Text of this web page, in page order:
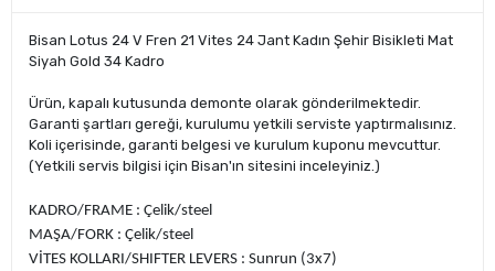
Bisan Lotus 24 V Fren 21 Vites 24 Jant Kadın Şehir Bisikleti Mat
Siyah Gold 34 Kadro
Ürün, kapalı kutusunda demonte olarak gönderilmektedir.
Garanti şartları gereği, kurulumu yetkili serviste yaptırmalısınız.
Koli içerisinde, garanti belgesi ve kurulum kuponu mevcuttur.
(Yetkili servis bilgisi için Bisan'ın sitesini inceleyiniz.)
KADRO/FRAME : Çelik/steel
MAŞA/FORK : Çelik/steel
VİTES KOLLARI/SHIFTER LEVERS : Sunrun (3x7)